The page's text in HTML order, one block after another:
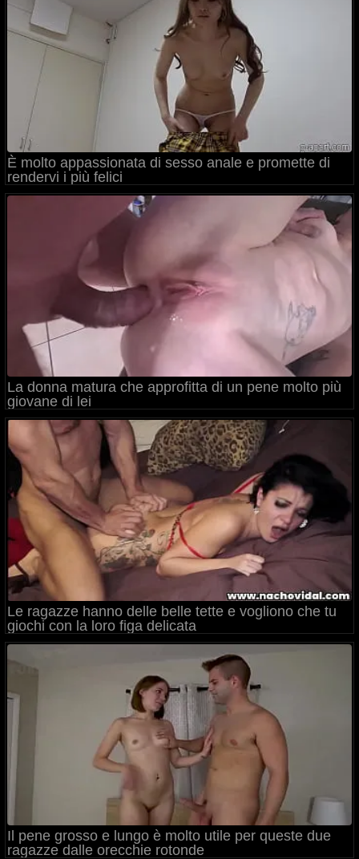
È molto appassionata di sesso anale e promette di
rendervi i più felici
La donna matura che approfitta di un pene molto più
giovane di lei
Le ragazze hanno delle belle tette e vogliono che tu
giochi con la loro figa delicata
Il pene grosso e lungo è molto utile per queste due
ragazze dalle orecchie rotonde